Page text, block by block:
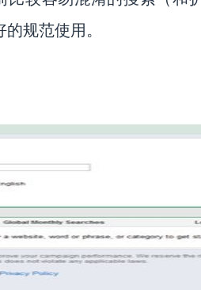
规范使用。